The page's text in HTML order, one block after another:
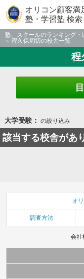
オリコン顧客満
塾・学習塾 検索
塾、スクールのランキング・
程久保周辺の校舎一覧
程
大学受験： の絞り込み
該当する校舎があ
オ
調査方法
会社
当サイトで公開されている情